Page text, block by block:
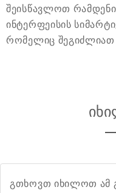
შეისწავლოთ
ინტერფეისის
რომელიც
გთხოვთ იხილოთ ამ